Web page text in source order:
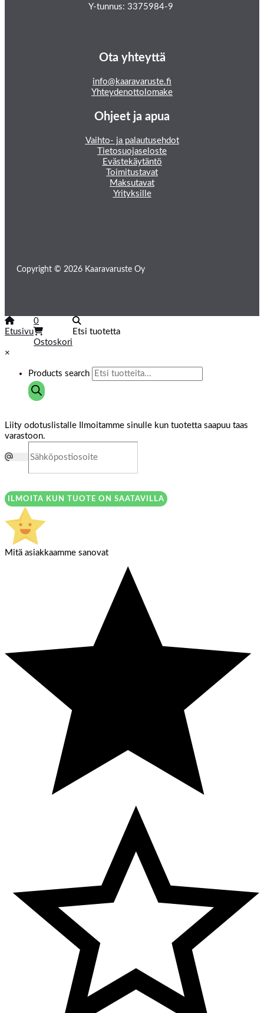
Y-tunnus: 3375984-9
Ota yhteyttä
info@kaaravaruste.fi
Yhteydenottolomake
Ohjeet ja apua
Vaihto- ja palautusehdot
Tietosuojaseloste
Evästekäytäntö
Toimitustavat
Maksutavat
Yrityksille
Copyright © 2026 Kaaravaruste Oy
Etusivu
0
Ostoskori
Etsi tuotetta
×
Products search
Liity odotuslistalle
Ilmoitamme sinulle kun tuotetta saapuu taas
varastoon.
ILMOITA KUN TUOTE ON SAATAVILLA
Mitä asiakkaamme sanovat